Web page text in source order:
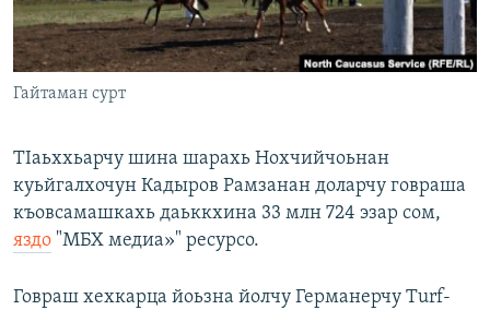
Гайтаман сурт
ТIаьххьарчу шина шарахь Нохчийчоьнан
куьйгалхочун Кадыров Рамзанан доларчу говраша
къовсамашкахь даьккхина 33 млн 724 эзар сом,
яздо "МБХ медиа»" ресурсо.
Говраш хехкарца йоьзна йолчу Германерчу Turf-